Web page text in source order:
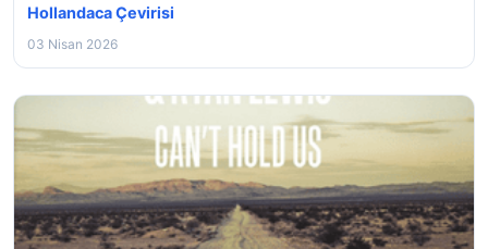
Hollandaca Çevirisi
03 Nisan 2026